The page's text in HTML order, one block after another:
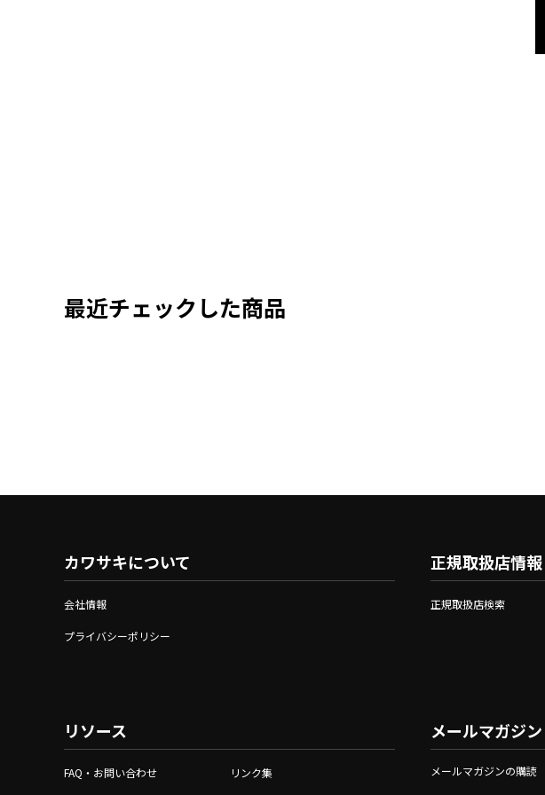
最近チェックした商品
カワサキについて
会社情報
プライバシーポリシー
リソース
FAQ・お問い合わせ リンク集
正規取扱店情報
正規取扱店検索
メールマガジン
メールマガジンの購読